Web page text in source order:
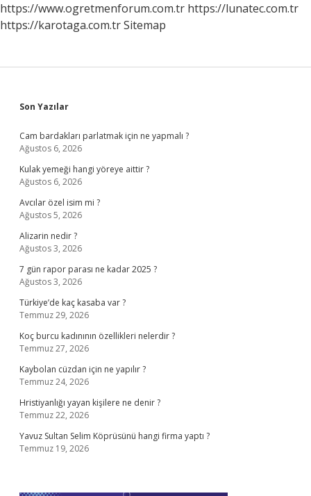
Becerileri
Nelerdir
https://www.ogretmenforum.com.tr https://lunatec.com.tr
https://karotaga.com.trSitemap
Sidebar
Son Yazılar
Cam bardakları parlatmak için ne yapmalı ?
Ağustos 6, 2026
Kulak yemeği hangi yöreye aittir ?
Ağustos 6, 2026
Avcılar özel isim mi ?
Ağustos 5, 2026
Alizarin nedir ?
Ağustos 3, 2026
7 gün rapor parası ne kadar 2025 ?
Ağustos 3, 2026
Türkiye’de kaç kasaba var ?
Temmuz 29, 2026
Koç burcu kadınının özellikleri nelerdir ?
Temmuz 27, 2026
Kaybolan cüzdan için ne yapılır ?
Temmuz 24, 2026
Hristiyanlığı yayan kişilere ne denir ?
Temmuz 22, 2026
Yavuz Sultan Selim Köprüsünü hangi firma yaptı ?
Temmuz 19, 2026